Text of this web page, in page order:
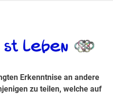
welchen Bereichen.
Erkenntnise an andere
zu teilen, welche auf